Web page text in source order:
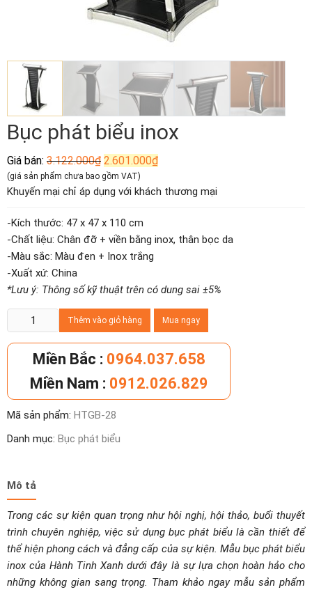
Bục phát biểu inox
Giá bán: 3.122.000₫ Giá
gốc
là:
3.122.000₫.
2.601.000₫Giá
hiện
là:
(giá sản phẩm chưa bao gồm VAT)
Khuyến mại chỉ áp dụng với khách thương mại
-Kích thước: 47 x 47 x 110 cm
-Chất liệu: Chân đỡ + viền bằng inox, thân bọc da
-Màu sắc: Màu đen + Inox trắng
-Xuất xứ: China
*Lưu ý: Thông số kỹ thuật trên có dung sai ±5%
phát
biểu
lượng
Thêm vào giỏ hàng Mua ngay
Miền Bắc : 0964.037.658
Miền Nam : 0912.026.829
Mã sản phẩm: HTGB-28
Danh mục: Bục phát biểu
Mô tả
Trong các sự kiện quan trọng như hội nghị, hội thảo, buổi thuyết
trình chuyên nghiệp, việc sử dụng bục phát biểu là cần thiết để
thể hiện phong cách và đẳng cấp của sự kiện. Mẫu bục phát biểu
inox của Hành Tinh Xanh dưới đây là sự lựa chọn hoàn hảo cho
những không gian sang trọng. Tham khảo ngay mẫu sản phẩm